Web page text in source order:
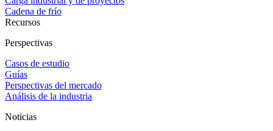
Cadena de frío
Recursos
Perspectivas
Casos de estudio
Guías
Perspectivas del mercado
Análisis de la industria
Noticias